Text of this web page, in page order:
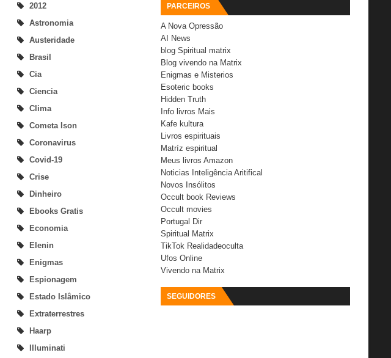
2012
Astronomia
Austeridade
Brasil
Cia
Ciencia
Clima
Cometa Ison
Coronavirus
Covid-19
Crise
Dinheiro
Ebooks Gratis
Economia
Elenin
Enigmas
Espionagem
Estado Islâmico
Extraterrestres
Haarp
Illuminati
PARCEIROS
A Nova Opressão
AI News
blog Spiritual matrix
Blog vivendo na Matrix
Enigmas e Misterios
Esoteric books
Hidden Truth
Info livros Mais
Kafe kultura
Livros espirituais
Matríz espiritual
Meus livros Amazon
Noticias Inteligência Aritifical
Novos Insólitos
Occult book Reviews
Occult movies
Portugal Dir
Spiritual Matrix
TikTok Realidadeoculta
Ufos Online
Vivendo na Matrix
SEGUIDORES